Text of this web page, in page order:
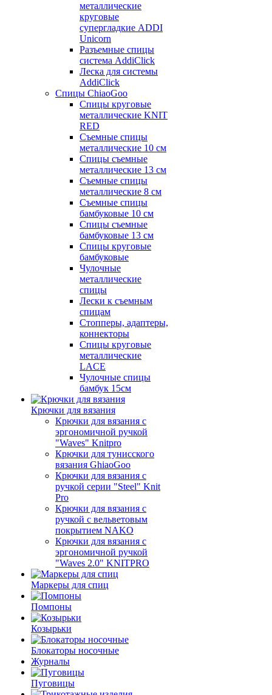
металлические
круговые
супергладкие ADDI
Unicorn
Разъемные спицы
система AddiClick
Леска для системы
AddiClick
Спицы ChiaoGoo
Спицы круговые
металлические KNIT
RED
Съемные спицы
металлические 10 см
Спицы съемные
металлические 13 см
Съемные спицы
металлические 8 см
Съемные спицы
бамбуковые 10 см
Спицы съемные
бамбуковые 13 см
Спицы круговые
бамбуковые
Чулочные
металлические
спицы
Лески к съемным
спицам
Стопперы, адаптеры,
коннекторы
Спицы круговые
металлические
LACE
Чулочные спицы
бамбук 15см
Крючки для вязания
Крючки для вязания с
эргономичной ручкой
"Waves" Knitpro
Крючки для тунисского
вязания GhiaoGoo
Крючки для вязания с
ручкой серии "Steel" Knit
Pro
Крючки для вязания с
ручкой с вельветовым
покрытием NAKO
Крючки для вязания с
эргономичной ручкой
"Waves 2.0" KNITPRO
Маркеры для спиц
Помпоны
Козырьки
Блокаторы носочные
Журналы
Пуговицы